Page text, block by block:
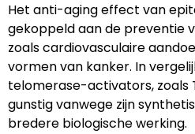
Het anti-aging effect van
gekoppeld aan de preventie
zoals cardiovasculaire
vormen van kanker. In
telomerase-activators, zoals
gunstig vanwege zijn
bredere biologische werking.